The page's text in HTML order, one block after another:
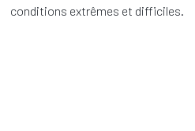
conditions extrêmes et difficiles.